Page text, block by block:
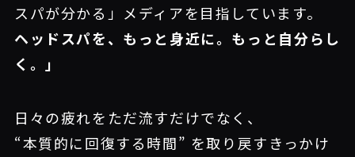
スパが分かる」メディアを目指しています。
ヘッドスパを、もっと身近に。もっと自分らし
く。」
日々の疲れをただ流すだけでなく、
“本質的に回復する時間” を取り戻すきっかけ